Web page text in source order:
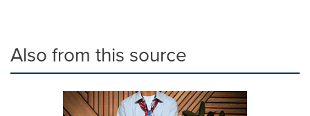
Also from this source